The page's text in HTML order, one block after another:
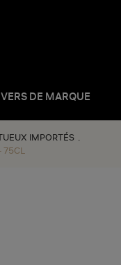
DE MARQUE
IMPORTÉS
75CL